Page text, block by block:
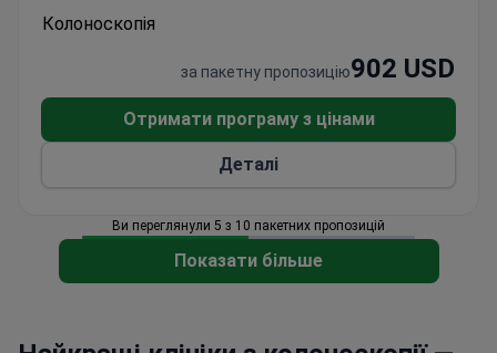
интенсивной терапии и 23 стандартные койки, а
пластической хирургии и
ориентирован на эффективное лечение с
использованием современных медицинских
технологий, что позволяет сократить сроки
регенеративной медицины способствует
восстановлению тканей, а прецизионная
медицина направлена на профилактику и
Колоноскопія
за пакетну пропозицію902 USD
Отримати програму з цінами
Деталі
Ви переглянули 5 з 10 пакетних пропозицій
Показати більше